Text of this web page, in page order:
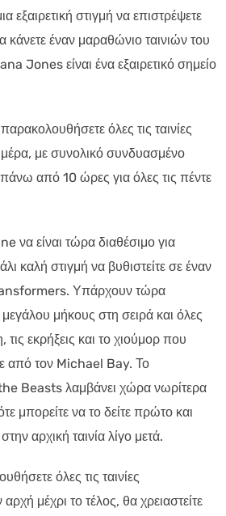
εξαιρετική στιγμή να επιστρέψετε
κάνετε έναν μαραθώνιο ταινιών του
Jones είναι ένα εξαιρετικό σημείο
όλες τις ταινίες
με συνολικό συνδυασμένο
από 10 ώρες για όλες τις πέντε
να είναι τώρα διαθέσιμο για
καλή στιγμή να βυθιστείτε σε έναν
Υπάρχουν τώρα
μεγάλου μήκους στη σειρά και όλες
εκρήξεις και το χιούμορ που
από τον Michael Bay. Το
Beasts λαμβάνει χώρα νωρίτερα
μπορείτε να το δείτε πρώτο και
αρχική ταινία λίγο μετά.
όλες τις ταινίες
μέχρι το τέλος, θα χρειαστείτε